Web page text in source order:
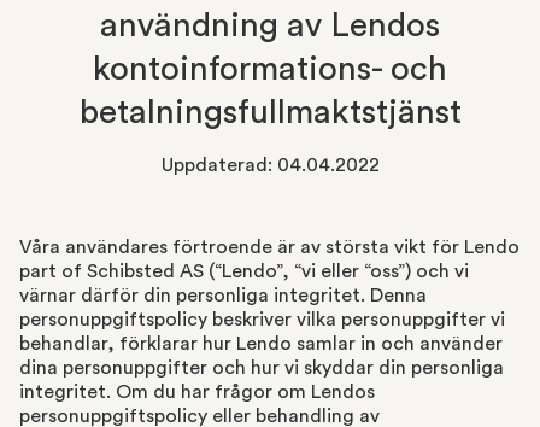
användning av Lendos
kontoinformations- och
betalningsfullmaktstjänst
Uppdaterad: 04.04.2022
Våra användares förtroende är av största vikt för Lendo
part of Schibsted AS (“Lendo”, “vi eller “oss”) och vi
värnar därför din personliga integritet. Denna
personuppgiftspolicy beskriver vilka personuppgifter vi
behandlar, förklarar hur Lendo samlar in och använder
dina personuppgifter och hur vi skyddar din personliga
integritet. Om du har frågor om Lendos
personuppgiftspolicy eller behandling av